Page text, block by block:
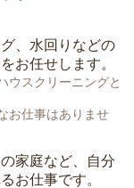
、水回りなどの
お任せします。
ウスクリーニングと
お仕事はありませ
家庭など、自分
お仕事です。